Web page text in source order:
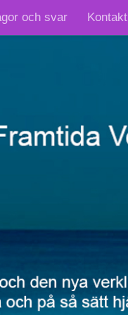
och svar Kontakt